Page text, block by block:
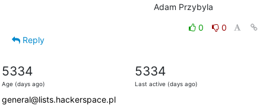
    							Adam Przybyla
0
0
Reply
5334
Age (days ago)
5334
Last active (days ago)
general@lists.hackerspace.pl